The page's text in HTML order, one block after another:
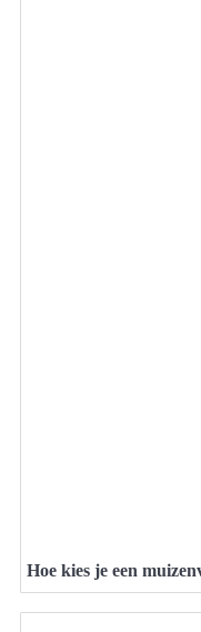
Hoe kies je een